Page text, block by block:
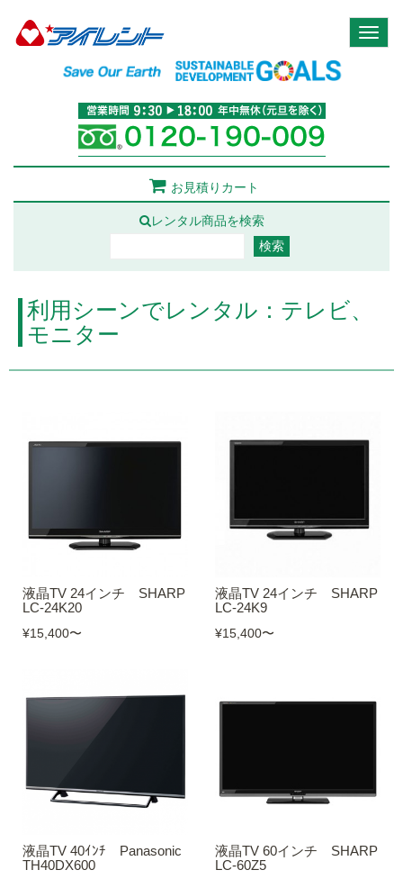
お見積りカート
レンタル商品を検索
利用シーンでレンタル：テレビ、
モニター
液晶TV 24インチ SHARP
LC-24K20
¥15,400〜
液晶TV 24インチ SHARP
LC-24K9
¥15,400〜
液晶TV 40ｲﾝﾁ Panasonic
TH40DX600
液晶TV 60インチ SHARP
LC-60Z5